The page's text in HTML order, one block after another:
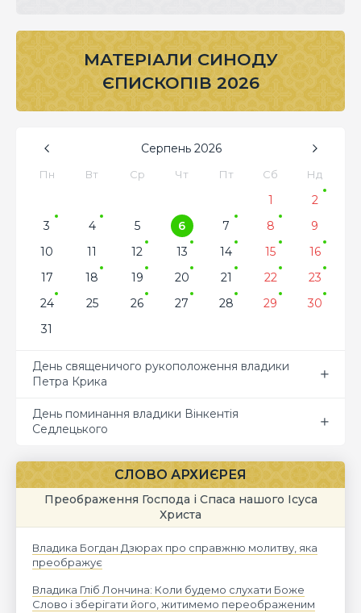
МАТЕРІАЛИ СИНОДУ
ЄПИСКОПІВ 2026
Серпень 2026
Пн Вт Ср Чт Пт Сб Нд
1
2
3
4 5 6 7 8
9
10
11 12 13 14 15
16
17
18 19 20 21 22
23
24
25 26 27 28 29
30
31
День священичого рукоположення владики
Петра Крика
День поминання владики Вінкентія
Седлецького
СЛОВО АРХИЄРЕЯ
Преображення Господа і Спаса нашого Ісуса
Христа
Владика Богдан Дзюрах про справжню молитву, яка
преображує
Владика Гліб Лончина: Коли будемо слухати Боже
Слово і зберігати його, житимемо переображеним